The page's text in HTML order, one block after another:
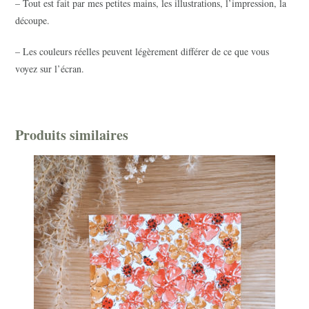
– Tout est fait par mes petites mains, les illustrations, l’impression, la
découpe.
– Les couleurs réelles peuvent légèrement différer de ce que vous
voyez sur l’écran.
Produits similaires